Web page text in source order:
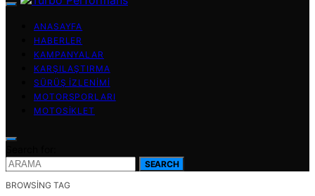
ANASAYFA
HABERLER
KAMPANYALAR
KARŞILAŞTIRMA
SÜRÜŞ İZLENIMI
MOTORSPORLARI
MOTOSIKLET
SEARCH
BROWSING TAG